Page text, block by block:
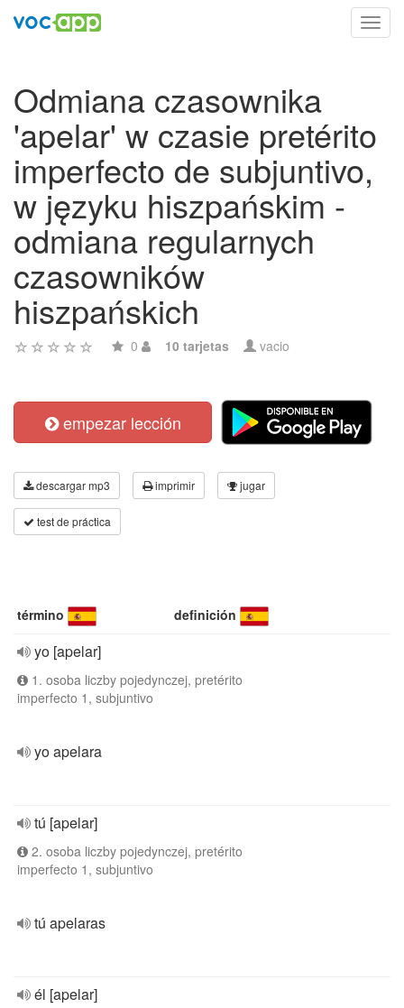
Odmiana czasownika
'apelar' w czasie pretérito
imperfecto de subjuntivo,
w języku hiszpańskim -
odmiana regularnych
czasowników
hiszpańskich
0 10 tarjetas vacio
empezar lección
descargar mp3 imprimir jugar
test de práctica
término definición
yo [apelar]
1. osoba liczby pojedynczej, pretérito
imperfecto 1, subjuntivo
yo apelara
tú [apelar]
2. osoba liczby pojedynczej, pretérito
imperfecto 1, subjuntivo
tú apelaras
él [apelar]